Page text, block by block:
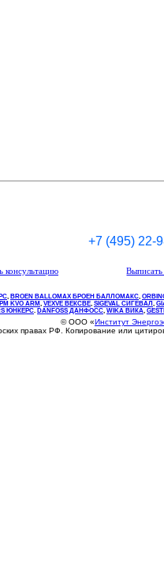
+7 (495) 22-
консультацию
, BROEN BALLOMAX БРОЕН БАЛЛОМАКС,
KVO ARM, VEXVE ВЕКСВЕ, SIGEVAL СИГЕВАЛ ,
ЮНКЕРС. DANFOSS ДАНФОСС, WIKA ВИКА,
© ООО «Институт
правах РФ. Копирование или